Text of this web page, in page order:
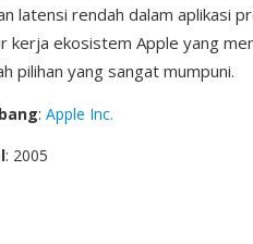
latensi rendah dalam aplikasi
kerja ekosistem Apple yang
pilihan yang sangat mumpuni.
: Apple Inc.
: 2005